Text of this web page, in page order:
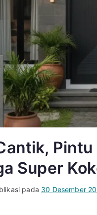
Super
pada 30 Desember